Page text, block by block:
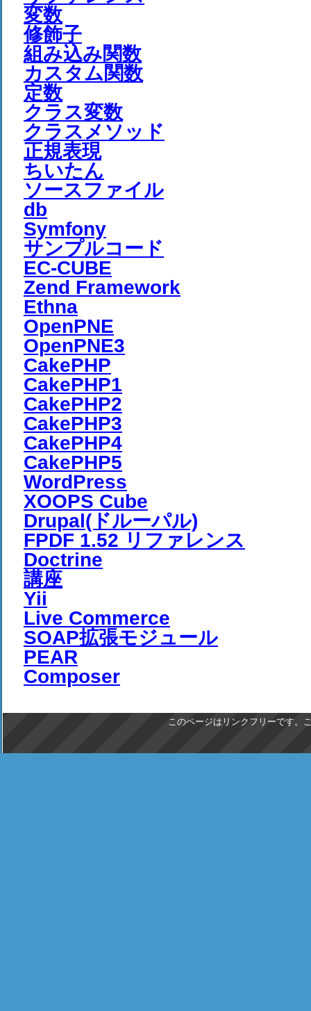
変数
修飾子
組み込み関数
カスタム関数
定数
クラス変数
クラスメソッド
正規表現
ちいたん
ソースファイル
db
Symfony
サンプルコード
EC-CUBE
Zend Framework
Ethna
OpenPNE
OpenPNE3
CakePHP
CakePHP1
CakePHP2
CakePHP3
CakePHP4
CakePHP5
WordPress
XOOPS Cube
Drupal(ドルーパル)
FPDF 1.52 リファレンス
Doctrine
講座
Yii
Live Commerce
SOAP拡張モジュール
PEAR
Composer
このページはリンクフリーです。